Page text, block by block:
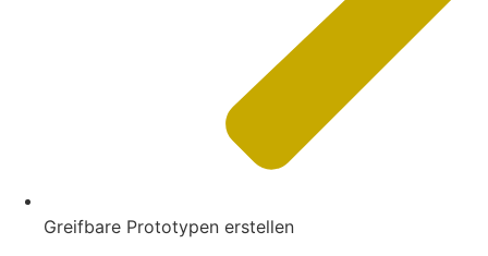
Greifbare Prototypen erstellen